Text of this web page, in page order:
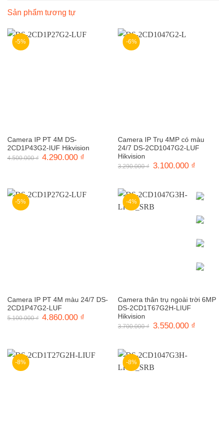
Sản phẩm tương tự
-5%
Camera IP PT 4M DS-
2CD1P43G2-IUF Hikvision
4.500.000₫ Giá
gốc
4.290.000 ₫
-6%
Camera IP Trụ 4MP có màu
24/7 DS-2CD1047G2-LUF
Hikvision
3.290.000₫
Giá
gốc
3.100.000 ₫
-5%
Camera IP PT 4M màu 24/7 DS-
2CD1P47G2-LUF
5.100.000₫ Giá
4.860.000 ₫
-4%
Camera thân trụ ngoài trời 6MP
DS-2CD1T67G2H-LIUF
Hikvision
3.700.000₫
Giá
3.550.000 ₫
-8% -8%